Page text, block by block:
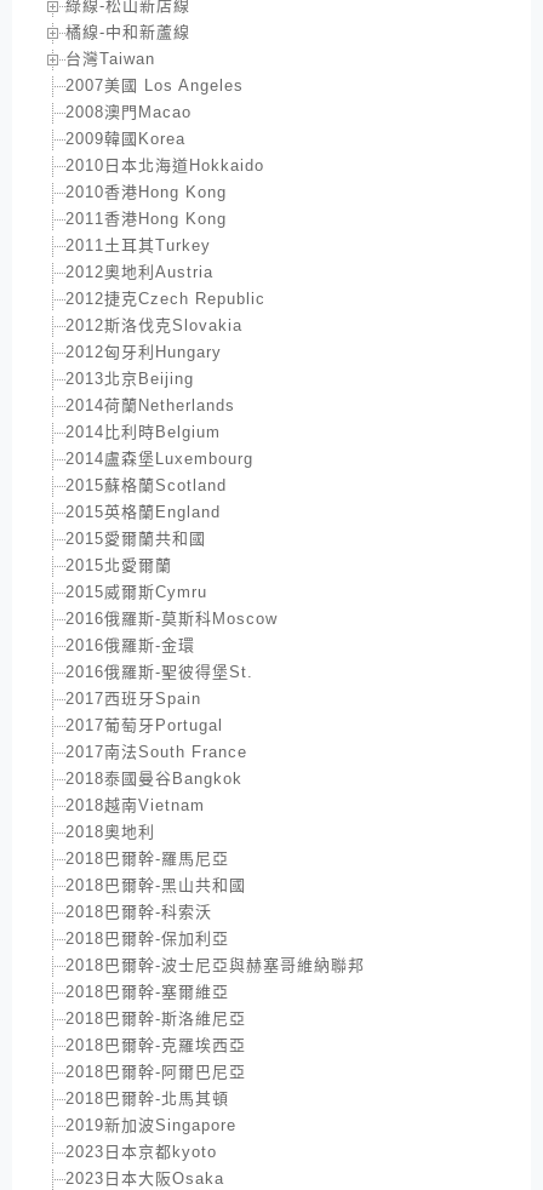
綠線-松山新店線
橘線-中和新蘆線
台灣Taiwan
2007美國 Los Angeles
2008澳門Macao
2009韓國Korea
2010日本北海道Hokkaido
2010香港Hong Kong
2011香港Hong Kong
2011土耳其Turkey
2012奧地利Austria
2012捷克Czech Republic
2012斯洛伐克Slovakia
2012匈牙利Hungary
2013北京Beijing
2014荷蘭Netherlands
2014比利時Belgium
2014盧森堡Luxembourg
2015蘇格蘭Scotland
2015英格蘭England
2015愛爾蘭共和國
2015北愛爾蘭
2015威爾斯Cymru
2016俄羅斯-莫斯科Moscow
2016俄羅斯-金環
2016俄羅斯-聖彼得堡St.
2017西班牙Spain
2017葡萄牙Portugal
2017南法South France
2018泰國曼谷Bangkok
2018越南Vietnam
2018奧地利
2018巴爾幹-羅馬尼亞
2018巴爾幹-黑山共和國
2018巴爾幹-科索沃
2018巴爾幹-保加利亞
2018巴爾幹-波士尼亞與赫塞哥維納聯邦
2018巴爾幹-塞爾維亞
2018巴爾幹-斯洛維尼亞
2018巴爾幹-克羅埃西亞
2018巴爾幹-阿爾巴尼亞
2018巴爾幹-北馬其頓
2019新加波Singapore
2023日本京都kyoto
2023日本大阪Osaka